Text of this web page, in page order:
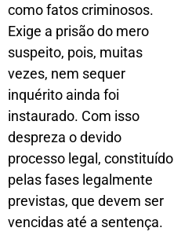
como fatos criminosos.
Exige a prisão do mero
suspeito, pois, muitas
vezes, nem sequer
inquérito ainda foi
instaurado. Com isso
despreza o devido
processo legal, constituído
pelas fases legalmente
previstas, que devem ser
vencidas até a sentença.